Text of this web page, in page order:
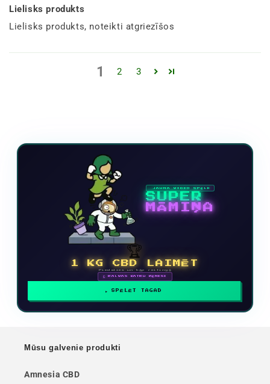
Lielisks produkts
Lielisks produkts, noteikti atgriezīšos
1 2 3
JAUNA VIDEO SPĒLE
SUPER
MĀMIŅA
🏆
1 KG CBD LAIMĒT
Piedalies un kāp reitingā
🗓 BALVAS KATRU MĒNESI
SPĒLĒT TAGAD
Mūsu galvenie produkti
Amnesia CBD